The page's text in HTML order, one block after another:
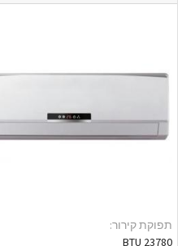
תפוקת קירור:
23780 BTU